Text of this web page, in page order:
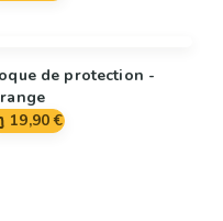
de protection -
19,90 €